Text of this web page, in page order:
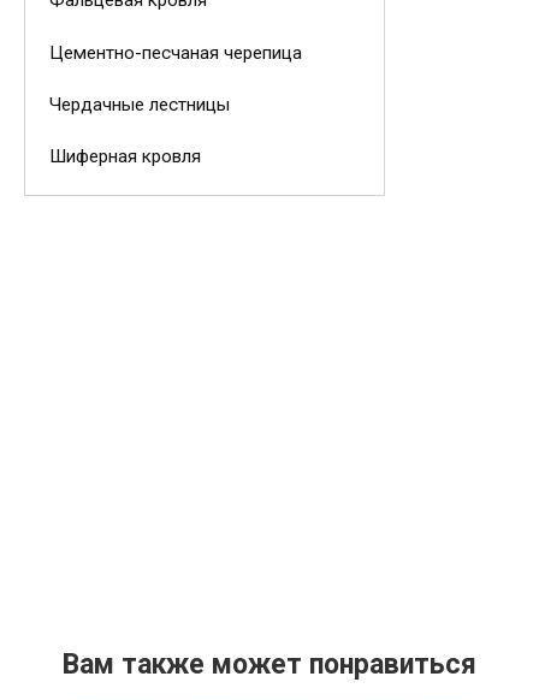
Цементно-песчаная черепица
Чердачные лестницы
Шиферная кровля
Вам также может понравиться